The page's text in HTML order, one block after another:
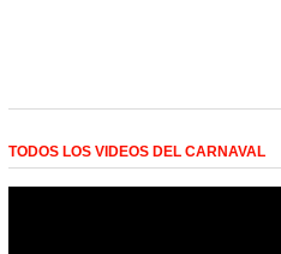
TODOS LOS VIDEOS DEL CARNAVAL